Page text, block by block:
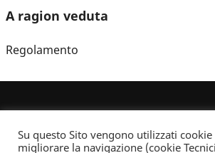
A ragion veduta
Regolamento
Su questo Sito vengono utilizzati
migliorare la navigazione (cookie